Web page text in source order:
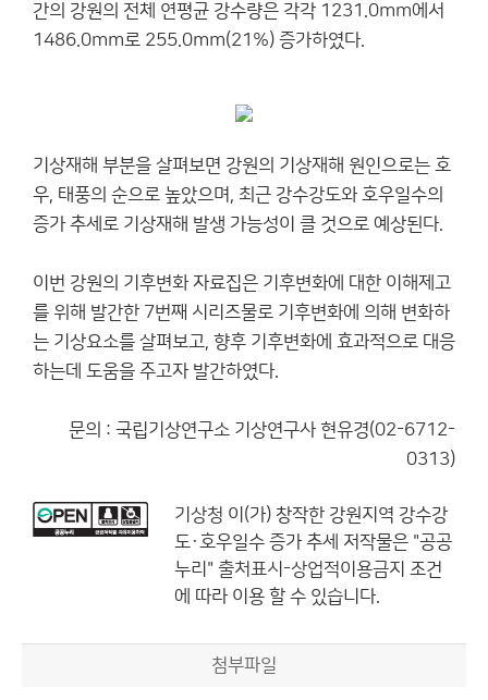
간의 강원의 전체 연평균 강수량은 각각 1231.0mm에서
1486.0mm로 255.0mm(21%) 증가하였다.
기상재해 부분을 살펴보면 강원의 기상재해 원인으로는 호
우, 태풍의 순으로 높았으며, 최근 강수강도와 호우일수의
증가 추세로 기상재해 발생 가능성이 클 것으로 예상된다.
이번 강원의 기후변화 자료집은 기후변화에 대한 이해제고
를 위해 발간한 7번째 시리즈물로 기후변화에 의해 변화하
는 기상요소를 살펴보고, 향후 기후변화에 효과적으로 대응
하는데 도움을 주고자 발간하였다.
문의 : 국립기상연구소 기상연구사 현유경(02-6712-
0313)
기상청 이(가) 창작한 강원지역 강수강
도·호우일수 증가 추세 저작물은 "공공
누리" 출처표시-상업적이용금지 조건
에 따라 이용 할 수 있습니다.
첨부파일